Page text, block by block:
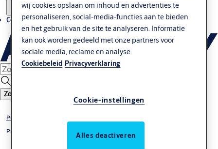
Contact
Zoeken
Producten & oplossingen
Productcatalogus
wij cookies opslaan om inhoud en advertenties te
personaliseren, social-media-functies aan te bieden
en het gebruik van de site te analyseren. Informatie
kan ook worden gedeeld met onze partners voor
sociale media, reclame en analyse.
Cookiebeleid Privacyverklaring
Cookie-instellingen
Alles deactiveren